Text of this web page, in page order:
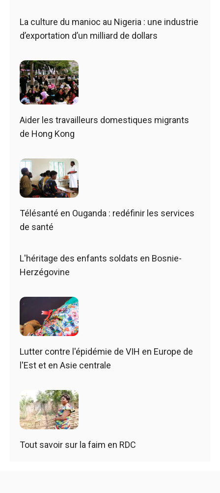
La culture du manioc au Nigeria : une industrie
d’exportation d’un milliard de dollars
Aider les travailleurs domestiques migrants
de Hong Kong
Télésanté en Ouganda : redéfinir les services
de santé
L'héritage des enfants soldats en Bosnie-
Herzégovine
Lutter contre l'épidémie de VIH en Europe de
l'Est et en Asie centrale
Tout savoir sur la faim en RDC